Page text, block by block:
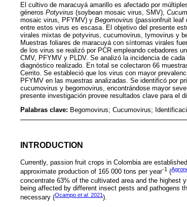
El cultivo de maracuyá amarillo es afectado por
géneros Potyvirus (soybean mosaic virus, SMV),
mosaic virus, PFYMV) y Begomovirus (passionfruit leaf
entre estos virus es escasa. El objetivo del presente
virales mixtas de potyvirus, cucumovirus, tymovirus y
Muestras foliares de maracuyá con síntomas virales
de los virus se realizó por PCR empleando cebadores
CMV, PFYMV y PLDV. Se analizó la incidencia de
diagnóstico realizado. En total se colectaron 66
Cerrito. Se estableció que los virus con mayor
PFYMV en las muestras analizadas. Se identificó por
cucumovirus y begomovirus, encontrándose mayor
presente investigación provee resultados clave para el
Palabras clave: Begomovirus; Cucumovirus;
INTRODUCTION
Currently, passion fruit crops in Colombia are
approximate production of 165 000 tons per year-1 (
concentrate 63% of the cultivated area and the highest
being affected by different insect pests and pathogens
necessary (Ocampo et al. 2021 ).